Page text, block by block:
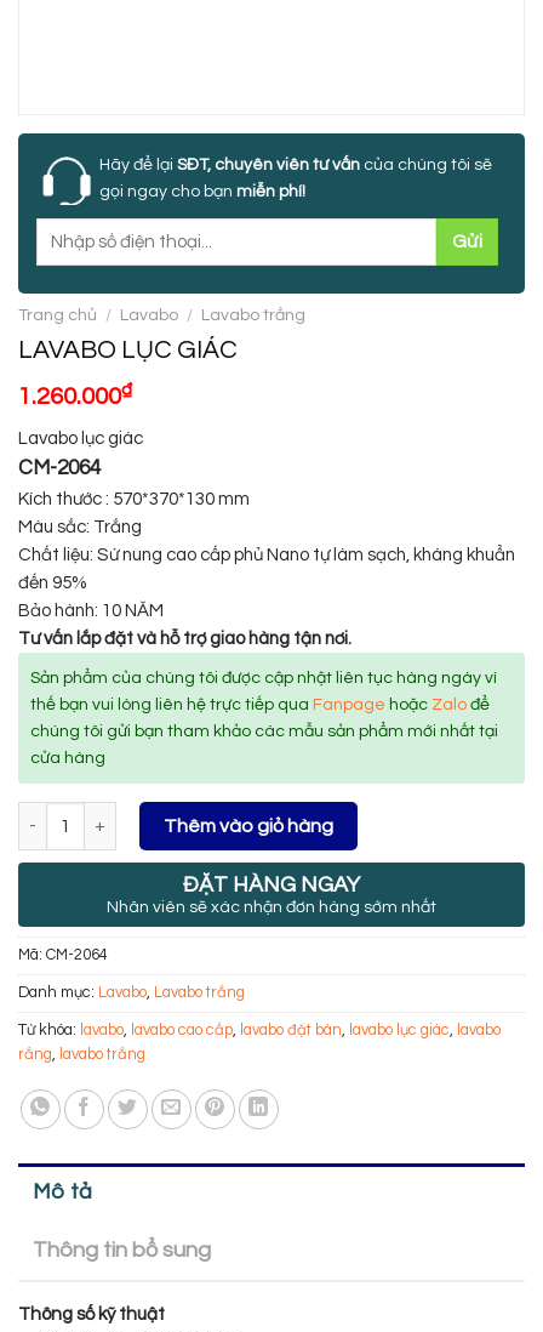
Hãy để lại SĐT, chuyên viên tư vấn của chúng tôi sẽ
gọi ngay cho bạn miễn phí!
Trang chủ / Lavabo / Lavabo trắng
LAVABO LỤC GIÁC
1.260.000₫
Lavabo lục giác
CM-2064
Kích thước : 570*370*130 mm
Màu sắc: Trắng
Chất liệu: Sứ nung cao cấp phủ Nano tự làm sạch, kháng khuẩn
đến 95%
Bảo hành: 10 NĂM
Tư vấn lắp đặt và hỗ trợ giao hàng tận nơi.
Sản phẩm của chúng tôi được cập nhật liên tục hàng ngày vì
thế bạn vui lòng liên hệ trực tiếp qua Fanpage hoặc Zalo để
chúng tôi gửi bạn tham khảo các mẫu sản phẩm mới nhất tại
cửa hàng
Thêm vào giỏ hàng
ĐẶT HÀNG NGAY
Nhân viên sẽ xác nhận đơn hàng sớm nhất
Mã: CM-2064
Danh mục: Lavabo, Lavabo trắng
Từ khóa: lavabo, lavabo cao cấp, lavabo đặt bàn, lavabo lục giác, lavabo
rắng, lavabo trắng
Mô tả
Thông tin bổ sung
Thông số kỹ thuật